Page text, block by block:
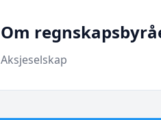
Om
Aksjeselskap